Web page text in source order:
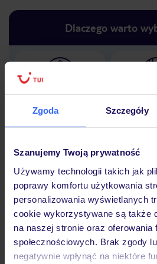
Zgoda Szczegóły
Szanujemy Twoją prywatność
Używamy technologii takich jak
poprawy komfortu użytkowania
personalizowania wyświetlanych
cookie wykorzystywane są także
na naszej stronie oraz oferowania
społecznościowych. Brak zgody
negatywnie wpłynąć na niektóre
Dlaczego warto
Hotel
Opinie